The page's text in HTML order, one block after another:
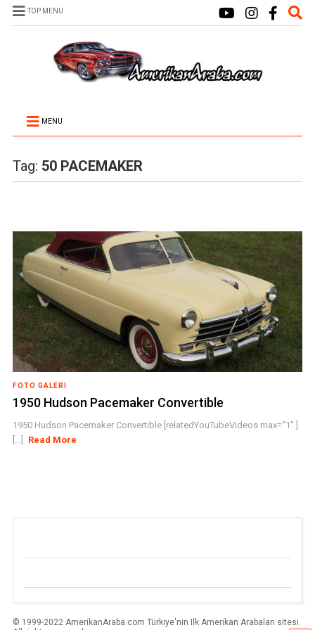
TOP MENU
MENU
Tag: 50 PACEMAKER
FOTO GALERI
1950 Hudson Pacemaker Convertible
1950 Hudson Pacemaker Convertible [relatedYouTubeVideos max="1" ]
[...]
Read More
© 1999-2022 AmerikanAraba.com Türkiye'nin Ilk Amerikan Arabaları sitesi.